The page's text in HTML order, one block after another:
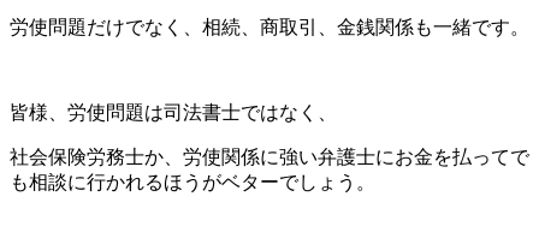
労使問題だけでなく、相続、商取引、金銭関係も一緒です。
皆様、労使問題は司法書士ではなく、
社会保険労務士か、労使関係に強い弁護士にお金を払ってで
も相談に行かれるほうがベターでしょう。